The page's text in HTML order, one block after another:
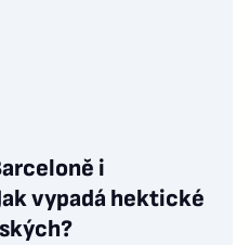
i
vypadá hektické